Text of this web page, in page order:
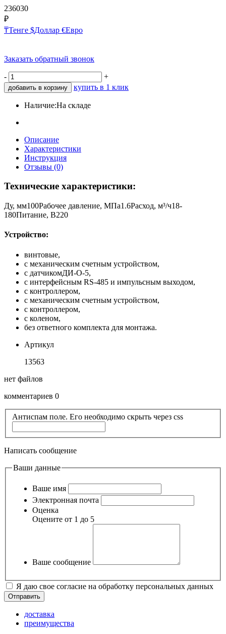
236030
₽
₸Тенге $Доллар €Евро
Заказать обратный звонок
- +
добавить в корзину купить в 1 клик
Наличие:На складе
Описание
Характеристики
Инструкция
Отзывы (0)
Технические характеристики:
Ду, мм100Рабочее давление, МПа1.6Расход, м³/ч18-
180Питание, В220
Устройство:
винтовые,
с механическим счетным устройством,
с датчикомДИ-О-5,
с интерфейсным RS-485 и импульсным выходом,
с контроллером,
с механическим счетным устройством,
с контроллером,
с коленом,
без ответного комплекта для монтажа.
Артикул
13563
нет файлов
комментариев 0
Антиспам поле. Его необходимо скрыть через css
Написать сообщение
Ваши данные
Ваше имя
Электронная почта
Оценка
Оцените от 1 до 5
Ваше сообщение
Я даю свое согласие на обработку персональных данных
доставка
преимущества